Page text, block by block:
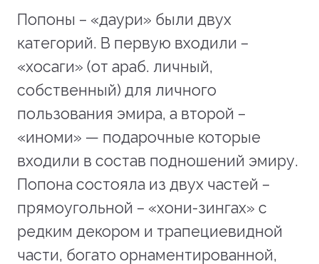
Попоны – «даури» были двух
категорий. В первую входили –
«хосаги» (от араб. личный,
собственный) для личного
пользования эмира, а второй –
«иноми» — подарочные которые
входили в состав подношений эмиру.
Попона состояла из двух частей –
прямоугольной – «хони-зингах» с
редким декором и трапециевидной
части, богато орнаментированной,